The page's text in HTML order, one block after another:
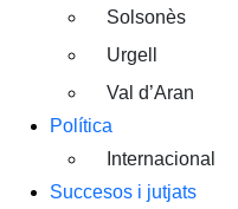
Solsonès
Urgell
Val d’Aran
Política
Internacional
Succesos i jutjats